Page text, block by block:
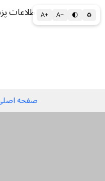
A+ A− 🌓 ♻ اطلاعات
صفحه